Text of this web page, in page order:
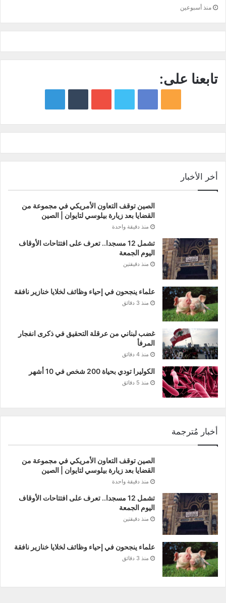
منذ أسبوعين
تابعنا على:
أخر الأخبار
الصين توقف التعاون الأمريكي في مجموعة من
القضايا بعد زيارة بيلوسي لتايوان | الصين
منذ دقيقة واحدة
تشمل 12 مسجدا.. تعرف على افتتاحات الأوقاف
اليوم الجمعة
منذ دقيقتين
علماء ينجحون في إحياء وظائف لخلايا خنازير نافقة
منذ 3 دقائق
غضب لبناني من عرقلة التحقيق في ذكرى انفجار
المرفأ
منذ 4 دقائق
الكوليرا تودي بحياة 200 شخص في 10 أشهر
منذ 5 دقائق
أخبار مُترجمة
الصين توقف التعاون الأمريكي في مجموعة من
القضايا بعد زيارة بيلوسي لتايوان | الصين
منذ دقيقة واحدة
تشمل 12 مسجدا.. تعرف على افتتاحات الأوقاف
اليوم الجمعة
منذ دقيقتين
علماء ينجحون في إحياء وظائف لخلايا خنازير نافقة
منذ 3 دقائق